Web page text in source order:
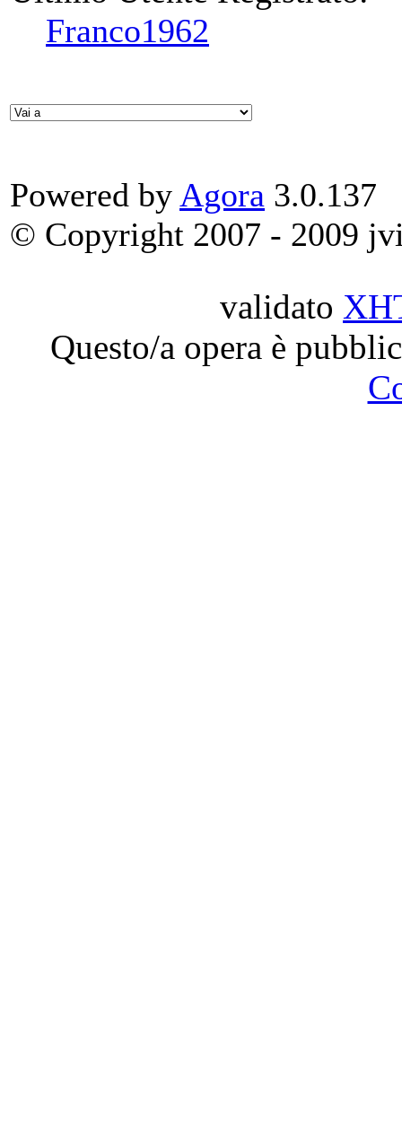
Franco1962
Powered by Agora 3.0.137
© Copyright 2007 - 2009
validato
Questo/a opera è